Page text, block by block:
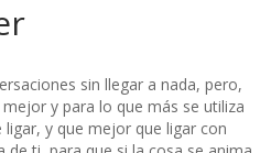
sin llegar a nada, pero,
y para lo que más se utiliza
y que mejor que ligar con